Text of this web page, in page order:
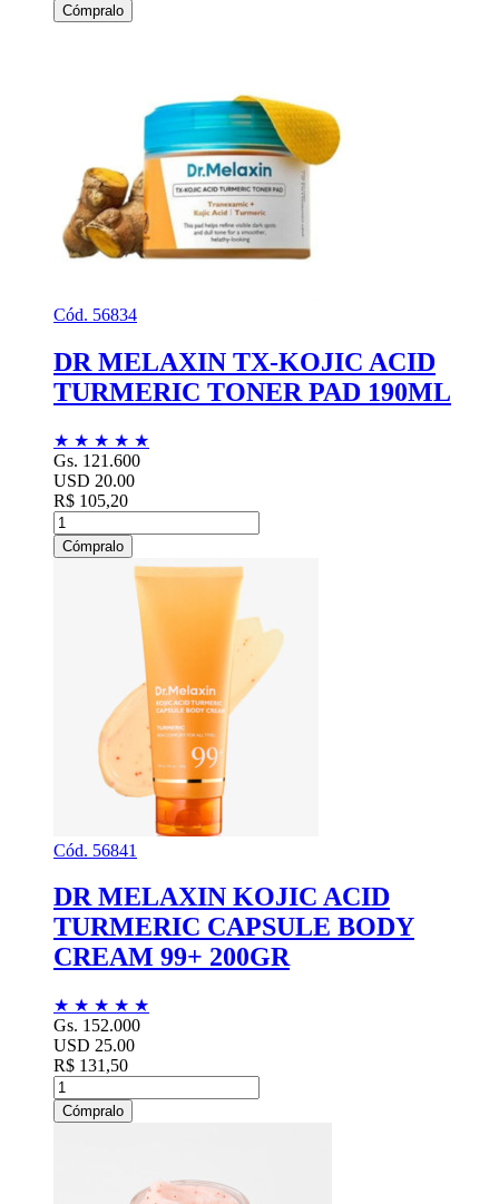
Cómpralo
Cód. 56834
DR MELAXIN TX-KOJIC ACID
TURMERIC TONER PAD 190ML
★ ★ ★ ★ ★
Gs. 121.600
USD 20.00
R$ 105,20
Cómpralo
Cód. 56841
DR MELAXIN KOJIC ACID
TURMERIC CAPSULE BODY
CREAM 99+ 200GR
★ ★ ★ ★ ★
Gs. 152.000
USD 25.00
R$ 131,50
Cómpralo